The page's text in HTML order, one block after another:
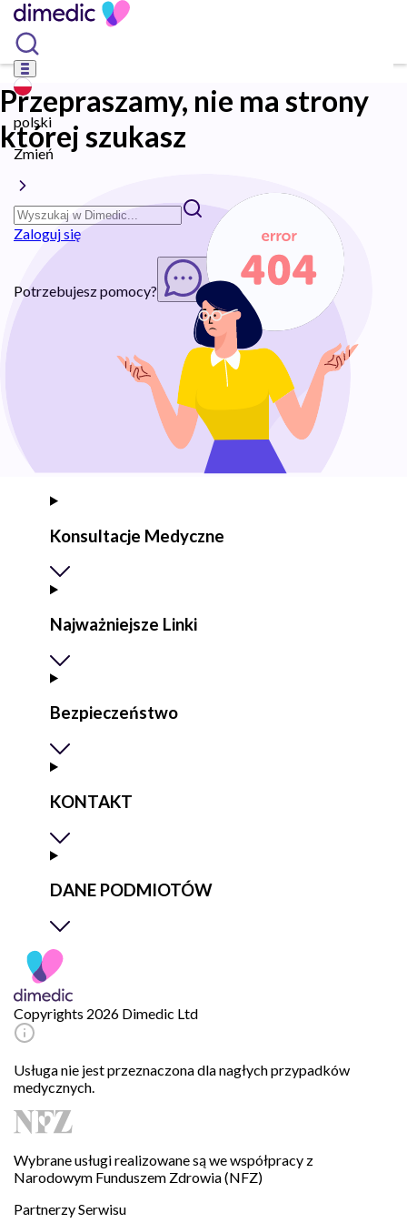
polski
Zmień
Zaloguj się
Potrzebujesz pomocy? Rozpocznij chat
Przepraszamy, nie ma strony
której szukasz
Konsultacje Medyczne
Najważniejsze Linki
Bezpieczeństwo
KONTAKT
DANE PODMIOTÓW
Copyrights 2026 Dimedic Ltd
Usługa nie jest przeznaczona dla nagłych przypadków
medycznych.
Wybrane usługi realizowane są we współpracy z
Narodowym Funduszem Zdrowia (NFZ)
Partnerzy Serwisu